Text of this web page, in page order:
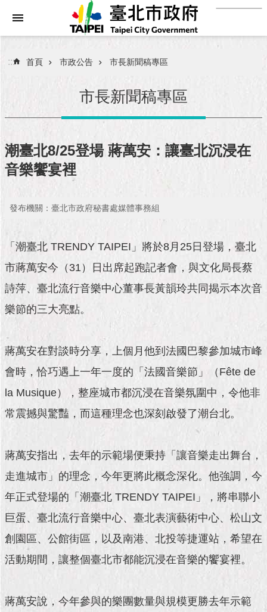
跳到主要內容區塊
進
搜
民
服
務
府
隊
市
政
公
告
政
景
及
成
果
政
料
館
發
現
北
動
::: 首頁 市政公告 市長新聞稿專區
市長新聞稿專區
潮臺北8/25登場 蔣萬安：讓臺北沉浸在
音樂饗宴裡
發布機關：臺北市政府秘書處媒體事務組
「潮臺北 TRENDY TAIPEI」將於8月25日登場，臺北
市蔣萬安今（31）日出席起跑記者會，與文化局長蔡
詩萍、臺北流行音樂中心董事長黃韻玲共同揭示本次音
樂節的三大亮點。
蔣萬安在對談時分享，上個月他到法國巴黎參加城市峰
會時，恰巧遇上一年一度的「法國音樂節」（Fête de
la Musique），整座城市都沉浸在音樂氛圍中，令他非
常震撼與驚豔，而這種理念也深刻啟發了潮台北。
蔣萬安指出，去年的示範場便秉持「讓音樂走出舞台，
走進城市」的理念，今年更將此概念深化。他強調，今
年正式登場的「潮臺北 TRENDY TAIPEI」，將串聯小
巨蛋、臺北流行音樂中心、臺北表演藝術中心、松山文
創園區、公館街區，以及南港、北投等捷運站，希望在
活動期間，讓整個臺北市都能沉浸在音樂的饗宴裡。
蔣萬安說，今年參與的樂團數量與規模更勝去年示範